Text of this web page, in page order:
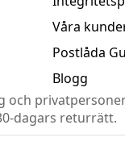
Våra
Postlåda
Blogg
och
dagars returrätt.